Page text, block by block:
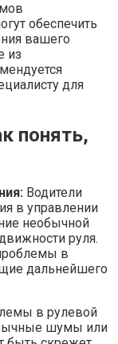
обеспечить
вашего
из
для
понять,
Водители
в управлении
необычной
руля.
в
дальнейшего
в рулевой
шумы или